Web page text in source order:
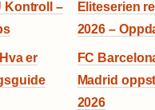
Kontroll –
Eliteserien
2026 –
er
FC
Madrid
2026